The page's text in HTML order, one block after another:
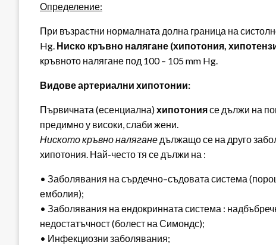
Определение:
При възрастни нормалната долна граница на
Hg. Ниско кръвно налягане (хипотония,
кръвното налягане под 100 – 105 mm Hg.
Видове артериални хипотонии:
Първичната (есенциална)хипотониясе дължи на
предимно у високи, слаби жени.
Ниското кръвно налягане дължащо се на друго
хипотония. Най-често тя се дължи на :
• Заболявания на сърдечно–съдовата система
емболия);
• Заболявания на ендокринната система :
недостатъчност (болест на Симондс);
• Инфекциозни заболявания;